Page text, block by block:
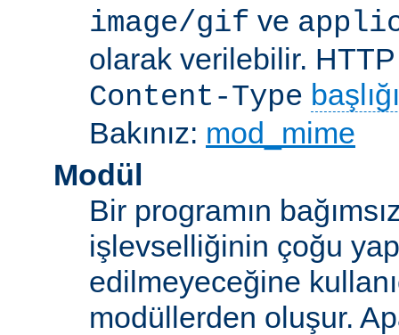
image/gif ve
olarak verilebilir.
Content-Type
Bakınız: mod_mime
Modül
Bir programın
işlevselliğinin çoğu
edilmeyeceğine
modüllerden oluşur.